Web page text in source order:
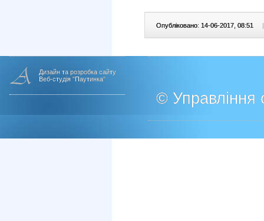
Опубліковано: 14-06-2017, 08:51 |
Дизайн та розробка сайту
Веб-студія "Паутинка"
© Управління